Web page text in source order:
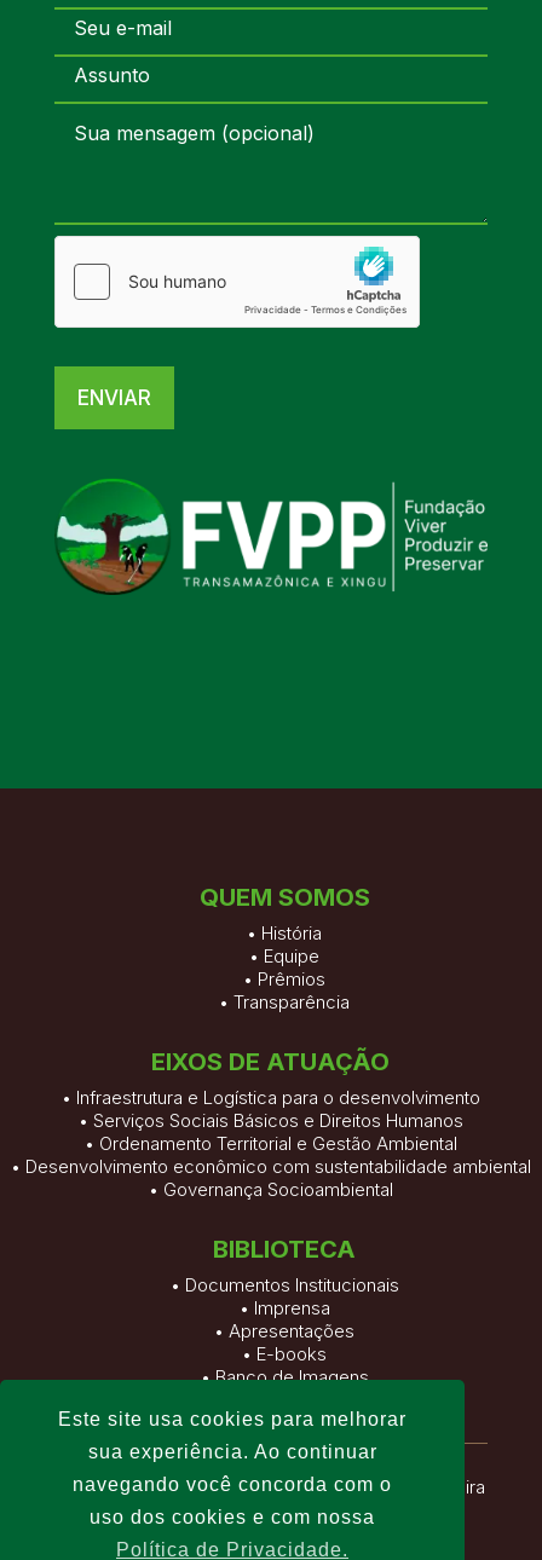
ENVIAR
QUEM SOMOS
• História
• Equipe
• Prêmios
•Transparência
EIXOS DE ATUAÇÃO
• Infraestrutura e Logística para o desenvolvimento
• Serviços Sociais Básicos e Direitos Humanos
• Ordenamento Territorial e Gestão Ambiental
• Desenvolvimento econômico com sustentabilidade ambiental
• Governança Socioambiental
BIBLIOTECA
• Documentos Institucionais
• Imprensa
•Apresentações
• E-books
•Banco de Imagens
Fundação Viver, Produzir e Preservar
| Altamira
– Pará – Brasil
Este site usa cookies para melhorar
sua experiência. Ao continuar
navegando você concorda com o
uso dos cookies e com nossa
Política de Privacidade.